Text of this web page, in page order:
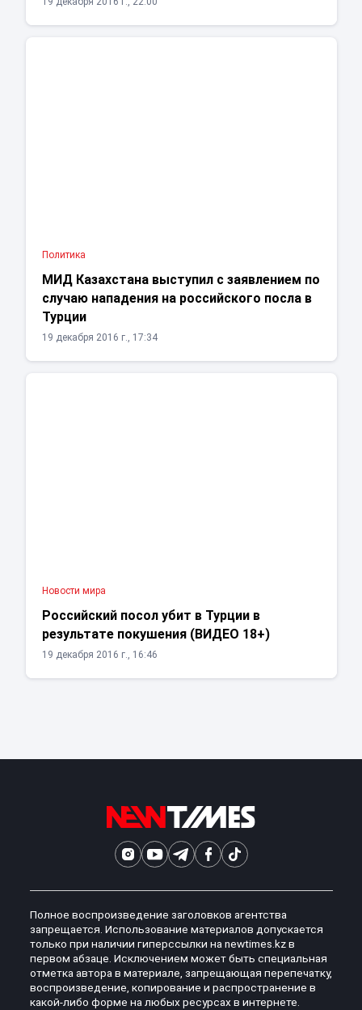
Политика
МИД Казахстана выступил с заявлением по
случаю нападения на российского посла в
Турции
19 декабря 2016 г., 17:34
Новости мира
Российский посол убит в Турции в
результате покушения (ВИДЕО 18+)
19 декабря 2016 г., 16:46
Полное воспроизведение заголовков агентства
запрещается. Использование материалов допускается
только при наличии гиперссылки на newtimes.kz в
первом абзаце. Исключением может быть специальная
отметка автора в материале, запрещающая перепечатку,
воспроизведение, копирование и распространение в
какой-либо форме на любых ресурсах в интернете.